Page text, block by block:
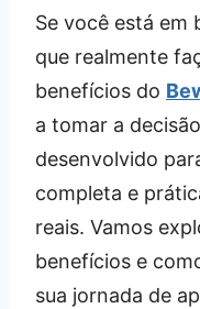
Se você está em
que realmente
benefícios do
a tomar a
desenvolvido
completa e
reais. Vamos
benefícios e
sua jornada de